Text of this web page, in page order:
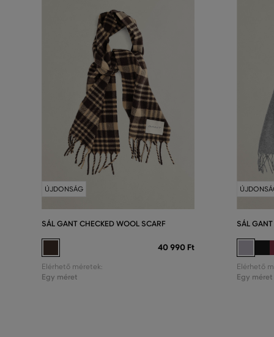
ÚJDONSÁG
SÁL GANT CHECKED WOOL SCARF
40 990 Ft
Elérhető méretek:
Egy méret
SÁL
Elérhető
Egy méret